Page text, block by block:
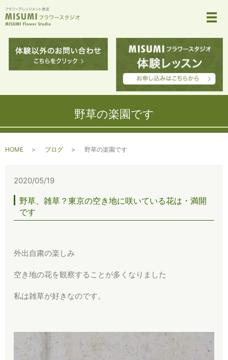
メ
野草の楽園です
HOME ブログ 野草の楽園です
2020/05/19
野草、雑草？東京の空き地に咲いている花は・満開
です
外出自粛の楽しみ
空き地の花を観察することが多くなりました
私は雑草が好きなのです。